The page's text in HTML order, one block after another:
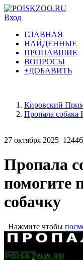
Вход
ГЛАВНАЯ
НАЙДЕННЫЕ
ПРОПАВШИЕ
ВОПРОСЫ
+ДОБАВИТЬ
Кировский
Пропала
27 октября 2025 12446
Пропала
помогите
собачку
Нажмите чтобы